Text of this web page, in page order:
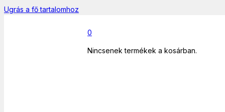
Ugrás a fő tartalomhoz
0
Nincsenek termékek a kosárban.